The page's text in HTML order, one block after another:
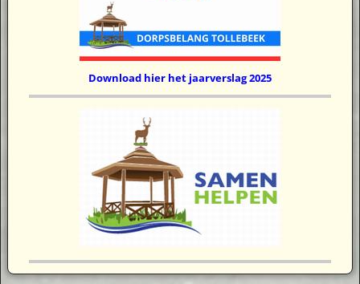
Download hier het jaarverslag 2025